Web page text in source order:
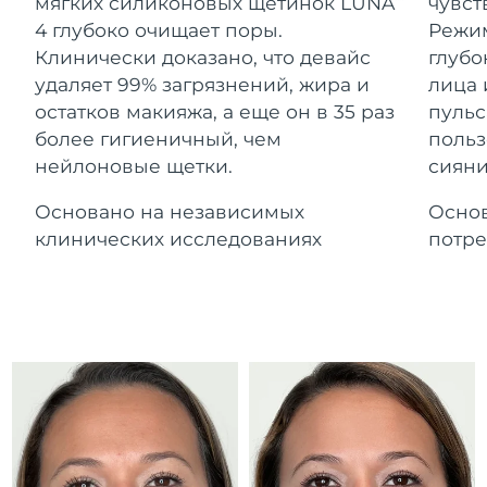
4 глубоко очищает поры.
Клинически доказано, что девайс
удаляет 99% загрязнений, жира и
остатков макияжа, а еще он в 35 раз
более гигиеничный, чем
нейлоновые щетки.
Основано на независимых
клинических исследованиях
лица
For healthy hair
Косметика Для мужчин
Купить
Гибралтар
Ожидаемая дата доставки
14/08/2026
Греция
Ожидаемая дата доставки
Гонконг (САР)
Ожидаемая дата доставки
11/08/2026
Венгрия
Ожидаемая дата доставки
08/08/2026
Ирландия
Ожидаемая дата доставки
10/08/2026
о-в Мэн
Ожидаемая дата доставки